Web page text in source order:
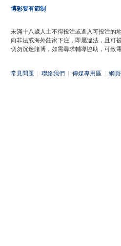
博彩要有節制
未滿十八歲人士不得投注或進入可投注的地
向非法或海外莊家下注，即屬違法，且可被
切勿沉迷賭博，如需尋求輔導協助，可致
常見問題 聯絡我們 傳媒專用區 網